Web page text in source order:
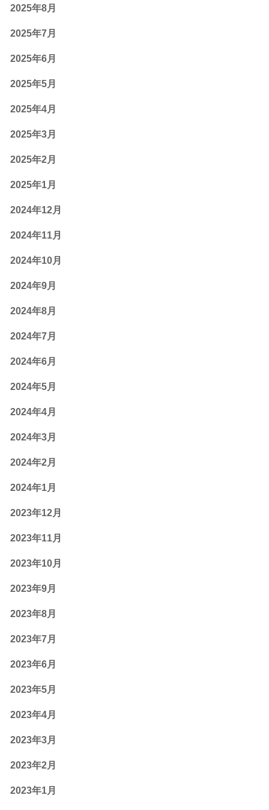
2025年8月
2025年7月
2025年6月
2025年5月
2025年4月
2025年3月
2025年2月
2025年1月
2024年12月
2024年11月
2024年10月
2024年9月
2024年8月
2024年7月
2024年6月
2024年5月
2024年4月
2024年3月
2024年2月
2024年1月
2023年12月
2023年11月
2023年10月
2023年9月
2023年8月
2023年7月
2023年6月
2023年5月
2023年4月
2023年3月
2023年2月
2023年1月